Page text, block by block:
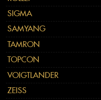
SIGMA
SAMYANG
TAMRON
TOPCON
VOIGTLANDER
ZEISS